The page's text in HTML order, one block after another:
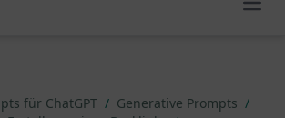
für ChatGPT / Generative Prompts /